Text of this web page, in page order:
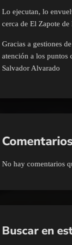
Lo ejecutan, lo
cerca de El Zapote
Gracias a gestiones
atención a los puntos
Salvador Alvarado
No hay comentarios
Buscar en